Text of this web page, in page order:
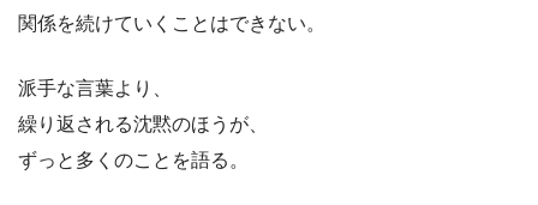
関係を続けていくことはできない。
派手な言葉より、
繰り返される沈黙のほうが、
ずっと多くのことを語る。